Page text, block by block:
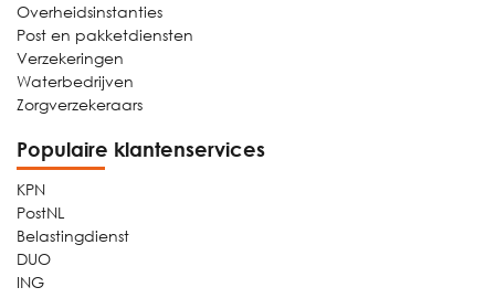
Overheidsinstanties
Post en pakketdiensten
Verzekeringen
Waterbedrijven
Zorgverzekeraars
Populaire klantenservices
KPN
PostNL
Belastingdienst
DUO
ING